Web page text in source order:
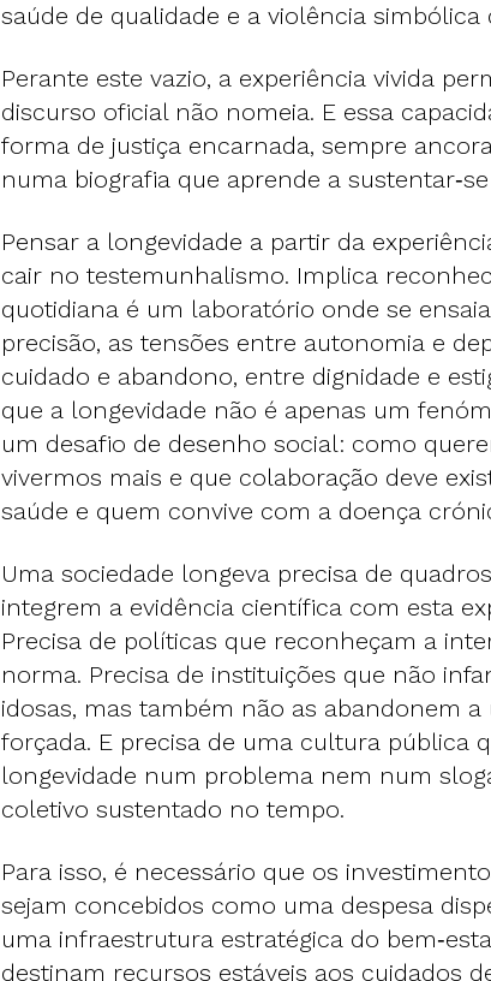
saúde de qualidade e a violência simbólica
Perante este vazio, a experiência vivida
discurso oficial não nomeia. E essa
forma de justiça encarnada, sempre
numa biografia que aprende a
Pensar a longevidade a partir da
cair no testemunhalismo. Implica
quotidiana é um laboratório onde se
precisão, as tensões entre autonomia e
cuidado e abandono, entre dignidade e
que a longevidade não é apenas um
um desafio de desenho social: como
vivermos mais e que colaboração deve
saúde e quem convive com a doença
Uma sociedade longeva precisa de
integrem a evidência científica com esta
Precisa de políticas que reconheçam a
norma. Precisa de instituições que não
idosas, mas também não as abandonem
forçada. E precisa de uma cultura pública
longevidade num problema nem num
coletivo sustentado no tempo.
Para isso, é necessário que os
sejam concebidos como uma despesa
uma infraestrutura estratégica do
destinam recursos estáveis aos cuidados